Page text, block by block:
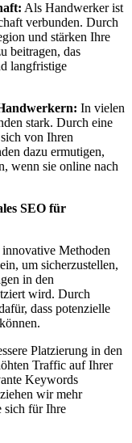
Als Handwerker ist
verbunden. Durch
und stärken Ihre
beitragen, das
langfristige
In vielen
stark. Durch eine
von Ihren
dazu ermutigen,
wenn sie online nach
SEO für
innovative Methoden
um sicherzustellen,
in den
wird. Durch
dass potenzielle
Platzierung in den
Traffic auf Ihrer
Keywords
wir mehr
sich für Ihre